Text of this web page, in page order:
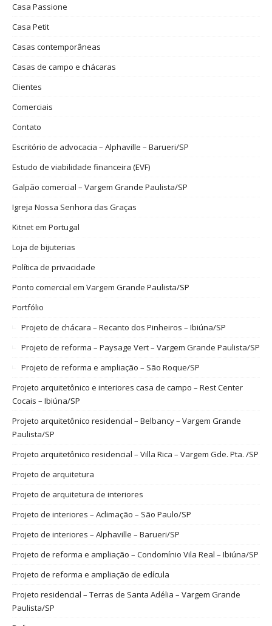
Casa Passione
Casa Petit
Casas contemporâneas
Casas de campo e chácaras
Clientes
Comerciais
Contato
Escritório de advocacia – Alphaville – Barueri/SP
Estudo de viabilidade financeira (EVF)
Galpão comercial – Vargem Grande Paulista/SP
Igreja Nossa Senhora das Graças
Kitnet em Portugal
Loja de bijuterias
Política de privacidade
Ponto comercial em Vargem Grande Paulista/SP
Portfólio
Projeto de chácara – Recanto dos Pinheiros – Ibiúna/SP
Projeto de reforma – Paysage Vert – Vargem Grande Paulista/SP
Projeto de reforma e ampliação – São Roque/SP
Projeto arquitetônico e interiores casa de campo – Rest Center
Cocais – Ibiúna/SP
Projeto arquitetônico residencial – Belbancy – Vargem Grande
Paulista/SP
Projeto arquitetônico residencial – Villa Rica – Vargem Gde. Pta. /SP
Projeto de arquitetura
Projeto de arquitetura de interiores
Projeto de interiores – Aclimação – São Paulo/SP
Projeto de interiores – Alphaville – Barueri/SP
Projeto de reforma e ampliação – Condomínio Vila Real – Ibiúna/SP
Projeto de reforma e ampliação de edícula
Projeto residencial – Terras de Santa Adélia – Vargem Grande
Paulista/SP